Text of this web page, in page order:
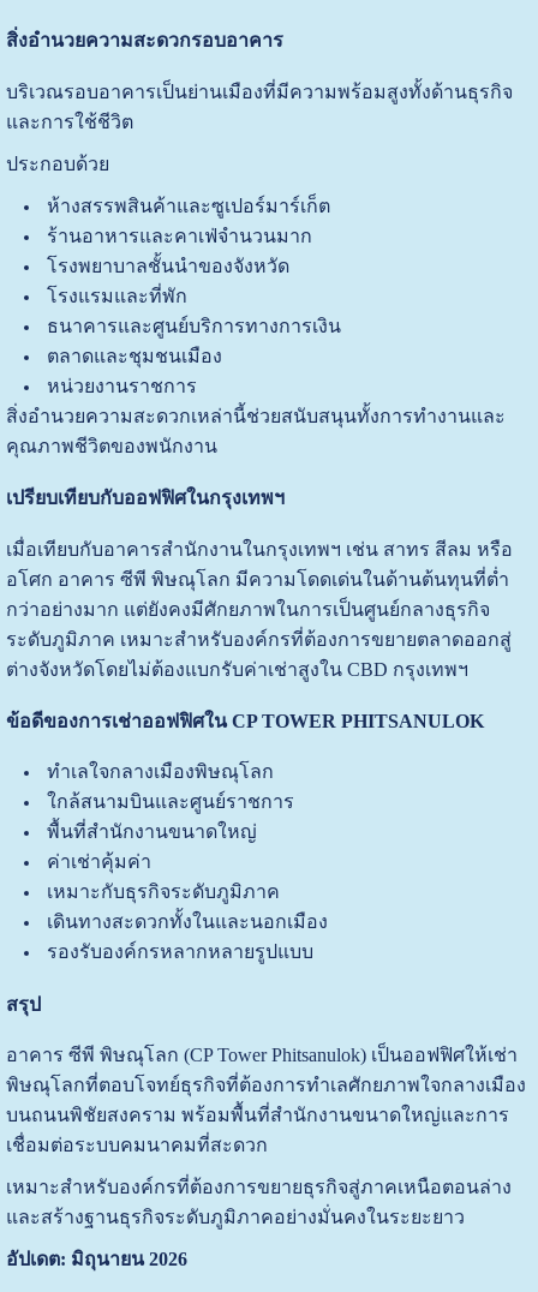
สิ่งอำนวยความสะดวกรอบอาคาร
บริเวณรอบอาคารเป็นย่านเมืองที่มีความพร้อมสูงทั้งด้านธุรกิจ
และการใช้ชีวิต
ประกอบด้วย
ห้างสรรพสินค้าและซูเปอร์มาร์เก็ต
ร้านอาหารและคาเฟ่จำนวนมาก
โรงพยาบาลชั้นนำของจังหวัด
โรงแรมและที่พัก
ธนาคารและศูนย์บริการทางการเงิน
ตลาดและชุมชนเมือง
หน่วยงานราชการ
สิ่งอำนวยความสะดวกเหล่านี้ช่วยสนับสนุนทั้งการทำงานและ
คุณภาพชีวิตของพนักงาน
เปรียบเทียบกับออฟฟิศในกรุงเทพฯ
เมื่อเทียบกับอาคารสำนักงานในกรุงเทพฯ เช่น สาทร สีลม หรือ
อโศก อาคาร ซีพี พิษณุโลก มีความโดดเด่นในด้านต้นทุนที่ต่ำ
กว่าอย่างมาก แต่ยังคงมีศักยภาพในการเป็นศูนย์กลางธุรกิจ
ระดับภูมิภาค เหมาะสำหรับองค์กรที่ต้องการขยายตลาดออกสู่
ต่างจังหวัดโดยไม่ต้องแบกรับค่าเช่าสูงใน CBD กรุงเทพฯ
ข้อดีของการเช่าออฟฟิศใน CP TOWER PHITSANULOK
ทำเลใจกลางเมืองพิษณุโลก
ใกล้สนามบินและศูนย์ราชการ
พื้นที่สำนักงานขนาดใหญ่
ค่าเช่าคุ้มค่า
เหมาะกับธุรกิจระดับภูมิภาค
เดินทางสะดวกทั้งในและนอกเมือง
รองรับองค์กรหลากหลายรูปแบบ
สรุป
อาคาร ซีพี พิษณุโลก (CP Tower Phitsanulok) เป็นออฟฟิศให้เช่า
พิษณุโลกที่ตอบโจทย์ธุรกิจที่ต้องการทำเลศักยภาพใจกลางเมือง
บนถนนพิชัยสงคราม พร้อมพื้นที่สำนักงานขนาดใหญ่และการ
เชื่อมต่อระบบคมนาคมที่สะดวก
เหมาะสำหรับองค์กรที่ต้องการขยายธุรกิจสู่ภาคเหนือตอนล่าง
และสร้างฐานธุรกิจระดับภูมิภาคอย่างมั่นคงในระยะยาว
อัปเดต: มิถุนายน 2026